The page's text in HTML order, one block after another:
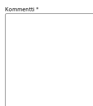
Kommentti *